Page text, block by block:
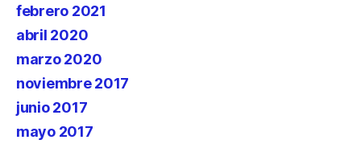
febrero 2021
abril 2020
marzo 2020
noviembre 2017
junio 2017
mayo 2017